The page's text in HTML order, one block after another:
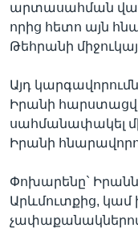
արտասահման
որից հետո այն
Թեհրանի
Այդ
Իրանի
սահմանափակել
Իրանի
Փոխարենը` Իրանն
Արևմուտքից, կամ